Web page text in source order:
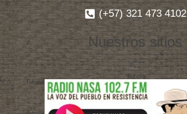
(+57) 321 473 4102
Nuestros sitios